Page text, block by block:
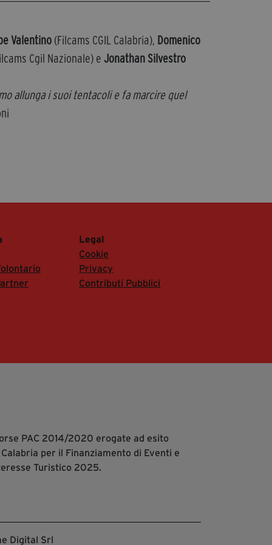
Valentino (Filcams CGIL Calabria), Domenico
Cgil Nazionale) e Jonathan Silvestro
allunga i suoi tentacoli e fa marcire quel
Legal
Cookie
Privacy
Contributi Pubblici
PAC 2014/2020 erogate ad esito
per il Finanziamento di Eventi e
Turistico 2025.
Digital Srl